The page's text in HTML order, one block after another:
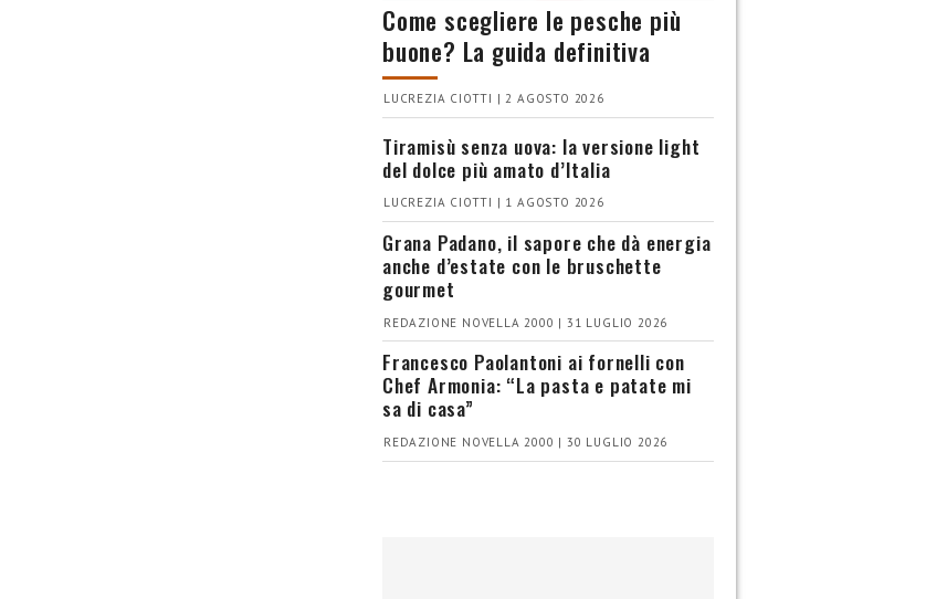
Come scegliere le pesche più
buone? La guida definitiva
LUCREZIA CIOTTI | 2 AGOSTO 2026
Tiramisù senza uova: la versione light
del dolce più amato d’Italia
LUCREZIA CIOTTI | 1 AGOSTO 2026
Grana Padano, il sapore che dà energia
anche d’estate con le bruschette
gourmet
REDAZIONE NOVELLA 2000 | 31 LUGLIO 2026
Francesco Paolantoni ai fornelli con
Chef Armonia: “La pasta e patate mi
sa di casa”
REDAZIONE NOVELLA 2000 | 30 LUGLIO 2026